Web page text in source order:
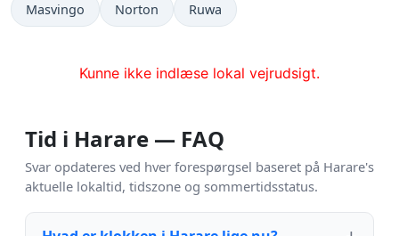
Masvingo Norton Ruwa
Kunne ikke indlæse lokal vejrudsigt.
Tid i Harare — FAQ
Svar opdateres ved hver forespørgsel baseret på Harare's
aktuelle lokaltid, tidszone og sommertidsstatus.